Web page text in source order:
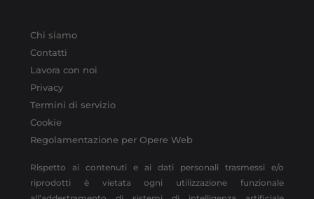
Chi siamo
Contatti
Lavora con noi
Privacy
Termini di servizio
Cookie
Regolamentazione per Opere Web
Rispetto ai contenuti e ai dati personali trasmessi e/o
riprodotti è vietata ogni utilizzazione funzionale